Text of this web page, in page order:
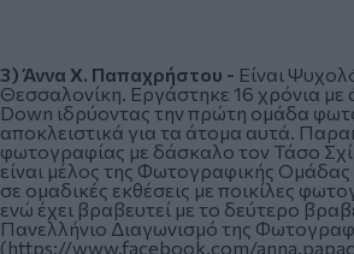
3) Άννα Χ. Παπαχρήστου - Είναι
Θεσσαλονίκη. Εργάστηκε 16 χρόνια
Down ιδρύοντας την πρώτη ομάδα
αποκλειστικά για τα άτομα αυτά.
φωτογραφίας με δάσκαλο τον Τάσο
είναι μέλος της Φωτογραφικής
σε ομαδικές εκθέσεις με ποικίλες
ενώ έχει βραβευτεί με το δεύτερο
Πανελλήνιο Διαγωνισμό της
(https://www.facebook.com/